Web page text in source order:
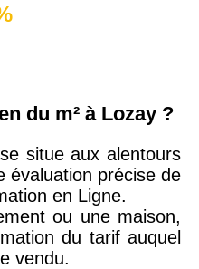
du m² à Lozay ?
situe aux alentours
évaluation précise de
en Ligne.
ou une maison,
du tarif auquel
vendu.